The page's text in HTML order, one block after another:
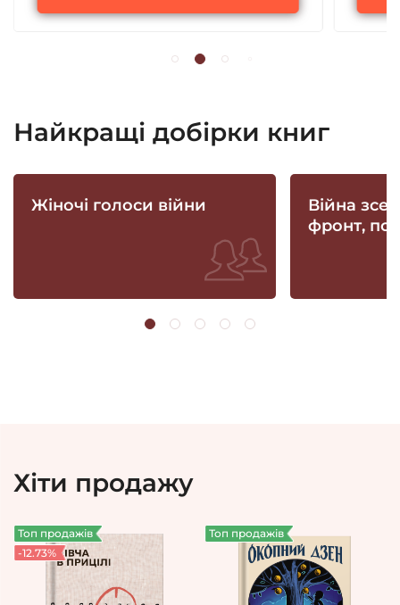
Найкращі добірки книг
Жіночі голоси війни
Війна
фронт,
Хіти продажу
Топ продажів
-12.73%
Топ продажів